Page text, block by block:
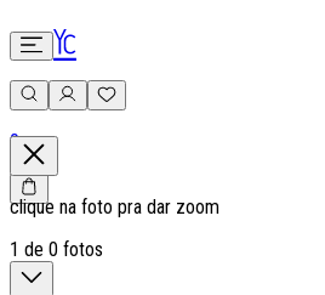
0
clique na foto pra dar zoom
1 de 0 fotos